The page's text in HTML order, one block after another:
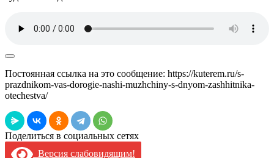
Постоянная ссылка на это сообщение: https://kuterem.ru/s-
prazdnikom-vas-dorogie-nashi-muzhchiny-s-dnyom-zashhitnika-
otechestva/
Поделиться в социальных сетях
Версия слабовидящим!